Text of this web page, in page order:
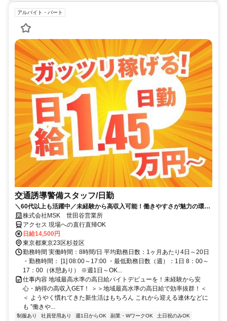
アルバイト・パート
交通誘導警備スタッフ/日勤
＼60代以上も活躍中／未経験から高収入可能！働きやすさが魅力の環境
で警備員デビューをしませんか！【月収29万円可能！日払いもOK！】
勤務3日前迄シフト申請が可能です！週1日～・短期もOK！あなたのラ
イフスタイルに合わせてお仕事しませんか！未経験者大歓迎！年代幅広
く活躍しています。
株式会社MSK 世田谷営業所
アクセス 現場への直行直帰OK
日給14,500円
東京都東京23区杉並区
勤務時間 実働時間：8時間/日 平均勤務日数：1ヶ月あたり4日～20日
・勤務時間： [1] 08:00～17:00 ・最低勤務日数（週）：1日 8：00～
17：00（休憩あり） ※週1日～OK...
仕事内容 地域最高水準の高日給バイトデビューを！未経験から安
心・納得の高収入GET！ ＞＞地域最高水準の高日給で効率抜群！＜
＜ ようやく慣れてきた新生活はもちろん これから迎える連休などに
も ”働きや...
制服あり 社員登用あり 週1日からOK 副業・WワークOK
土日祝のみOK